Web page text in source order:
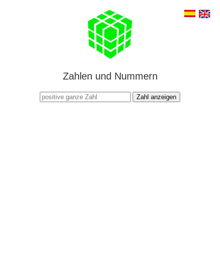
Zahlen und Nummern
Zahl anzeigen